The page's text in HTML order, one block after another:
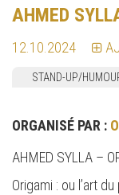
AHMED
12.10.2024
STAND-UP/
ORGANISÉ PAR :
AHMED SYLLA –
Origami : ou l’art du